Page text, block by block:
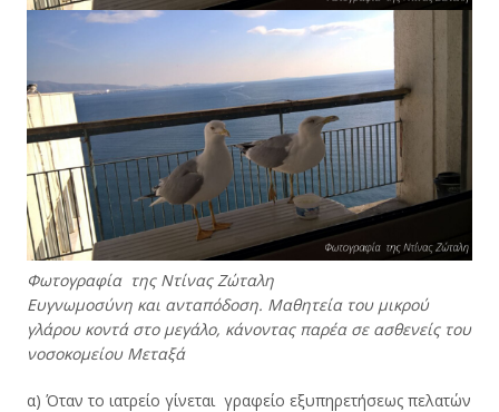
Φωτογραφία της Ντίνας Ζώταλη
Ευγνωμοσύνη και ανταπόδοση. Μαθητεία του μικρού
γλάρου κοντά στο μεγάλο, κάνοντας παρέα σε ασθενείς του
νοσοκομείου Μεταξά
α) Όταν το ιατρείο γίνεται γραφείο εξυπηρετήσεως πελατών